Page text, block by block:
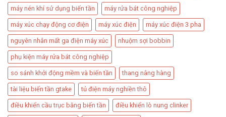
máy nén khí sử dụng biến tần máy rửa bát công nghiệp
máy xúc chạy động cơ điện máy xúc điện máy xúc điện 3 pha
nguyên nhân mất ga điện máy xúc nhuộm sợi bobbin
phụ kiện máy rửa bát công nghiệp
so sánh khởi động mềm và biến tần thang nâng hàng
tài liệu biến tần gtake tủ điện máy nghiền thô
điều khiển cầu trục bằng biến tần điều khiển lò nung clinker